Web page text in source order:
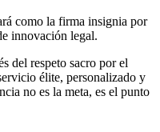
como la firma insignia por
innovación legal.
del respeto sacro por el
élite, personalizado y
no es la meta, es el punto